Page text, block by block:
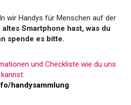
wir Handys für Menschen auf der
Smartphone hast, was du
spende es bitte.
und Checkliste wie du uns
handysammlung